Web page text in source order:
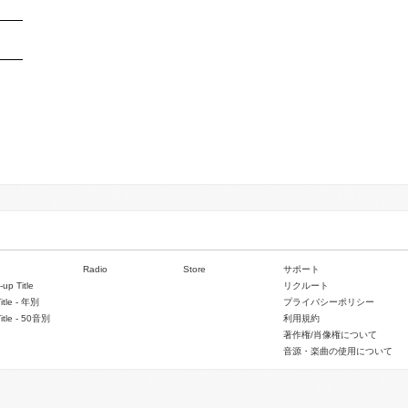
up Title
- 年別
- 50音別
Radio Store
サポート
リクルート
プライバシーポリシー
利用規約
著作権/肖像権について
音源・楽曲の使用について